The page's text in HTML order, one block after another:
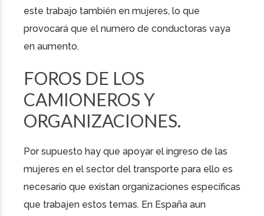
este trabajo también en mujeres, lo que
provocará que el numero de conductoras vaya
en aumento.
FOROS DE LOS
CAMIONEROS Y
ORGANIZACIONES.
Por supuesto hay que apoyar el ingreso de las
mujeres en el sector del transporte para ello es
necesario que existan organizaciones específicas
que trabajen estos temas. En España aun